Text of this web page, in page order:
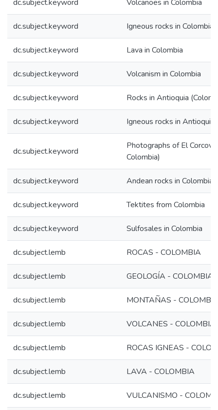
dc.subject.keyword Volcanoes in Colombia
dc.subject.keyword Igneous rocks in Colombia
dc.subject.keyword Lava in Colombia
dc.subject.keyword Volcanism in Colombia
dc.subject.keyword Rocks in Antioquia
dc.subject.keyword Igneous rocks in Antioquia
dc.subject.keyword
Photographs of El
Colombia)
dc.subject.keyword Andean rocks in Colombia
dc.subject.keyword Tektites from Colombia
dc.subject.keyword Sulfosales in Colombia
dc.subject.lemb ROCAS - COLOMBIA
dc.subject.lemb GEOLOGÍA - COLOMBIA
dc.subject.lemb MONTAÑAS -
dc.subject.lemb VOLCANES - COLOMBIA
dc.subject.lemb ROCAS IGNEAS -
dc.subject.lemb LAVA - COLOMBIA
dc.subject.lemb VULCANISMO -